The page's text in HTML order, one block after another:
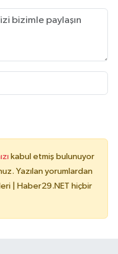
kabul etmiş bulunuyor
Yazılan yorumlardan
| Haber29.NET hiçbir